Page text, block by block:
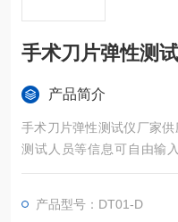
手术刀片弹性测
产品简介
手术刀片弹性测试仪厂家供
测试人员等信息可自由输
护；可选择三级密码权限
据。
产品型号：DT01-D